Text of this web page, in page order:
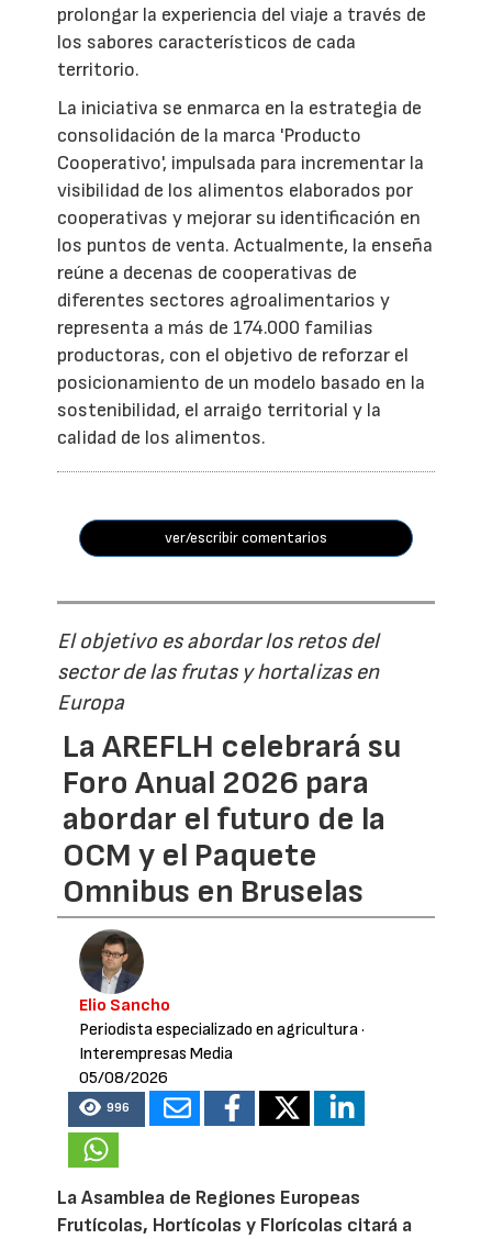
prolongar la experiencia del viaje a través de
los sabores característicos de cada
territorio.
La iniciativa se enmarca en la estrategia de
consolidación de la marca 'Producto
Cooperativo', impulsada para incrementar la
visibilidad de los alimentos elaborados por
cooperativas y mejorar su identificación en
los puntos de venta. Actualmente, la enseña
reúne a decenas de cooperativas de
diferentes sectores agroalimentarios y
representa a más de 174.000 familias
productoras, con el objetivo de reforzar el
posicionamiento de un modelo basado en la
sostenibilidad, el arraigo territorial y la
calidad de los alimentos.
ver/escribir comentarios
El objetivo es abordar los retos del
sector de las frutas y hortalizas en
Europa
La AREFLH celebrará su
Foro Anual 2026 para
abordar el futuro de la
OCM y el Paquete
Omnibus en Bruselas
Elio Sancho
Periodista especializado en agricultura·
Interempresas Media
05/08/2026
996
La Asamblea de Regiones Europeas
Frutícolas, Hortícolas y Florícolas citará a